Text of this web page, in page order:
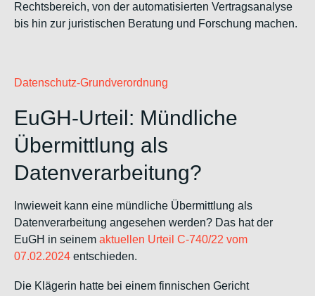
Rechtsbereich, von der automatisierten Vertragsanalyse
bis hin zur juristischen Beratung und Forschung machen.
Datenschutz-Grundverordnung
EuGH-Urteil: Mündliche
Übermittlung als
Datenverarbeitung?
Inwieweit kann eine mündliche Übermittlung als
Datenverarbeitung angesehen werden? Das hat der
EuGH in seinem aktuellen Urteil C-740/22 vom
07.02.2024 entschieden.
Die Klägerin hatte bei einem finnischen Gericht